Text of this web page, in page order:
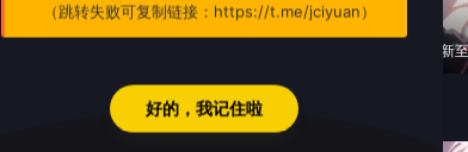
星球大战:幻境—第九个绝地武士
每周一更新·更新
（跳转失败可复制链接：https://t.me/jciyuan）
好的，我记住啦